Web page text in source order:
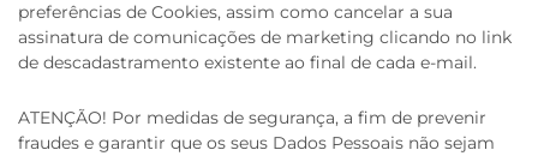
preferências de Cookies, assim como cancelar a sua
assinatura de comunicações de marketing clicando no link
de descadastramento existente ao final de cada e-mail.
ATENÇÃO! Por medidas de segurança, a fim de prevenir
fraudes e garantir que os seus Dados Pessoais não sejam